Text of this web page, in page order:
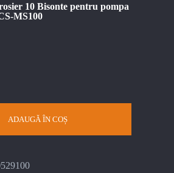
10 Bisonte pentru pompa
MS100
ADAUGĂ ÎN COȘ